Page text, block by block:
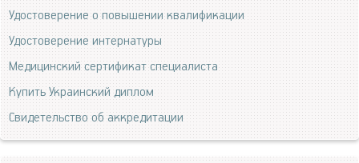
Удостоверение о повышении квалификации
Удостоверение интернатуры
Медицинский сертификат специалиста
Купить Украинский диплом
Свидетельство об аккредитации